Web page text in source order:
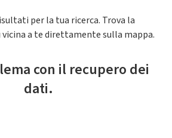
per la tua ricerca. Trova la
a te direttamente sulla mappa.
con il recupero dei
dati.